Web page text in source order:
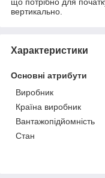
вертикально.
Характеристики
Основні атрибути
Виробник
Країна виробник
Вантажопідйомність
Стан